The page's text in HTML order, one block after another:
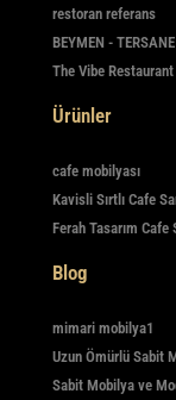
restoran referans
BEYMEN - TERSANE
The Vibe
Ürünler
cafe mobilyası
Kavisli Sırtlı Cafe
Ferah Tasarım
Blog
mimari mobilya1
Uzun Ömürlü Sabit
Sabit Mobilya ve